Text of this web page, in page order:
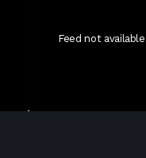
Feed not available